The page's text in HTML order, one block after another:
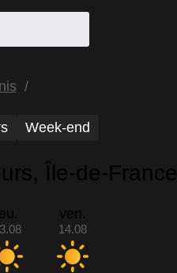
Week-end
Île-de-France
jeu. ven.
14.08